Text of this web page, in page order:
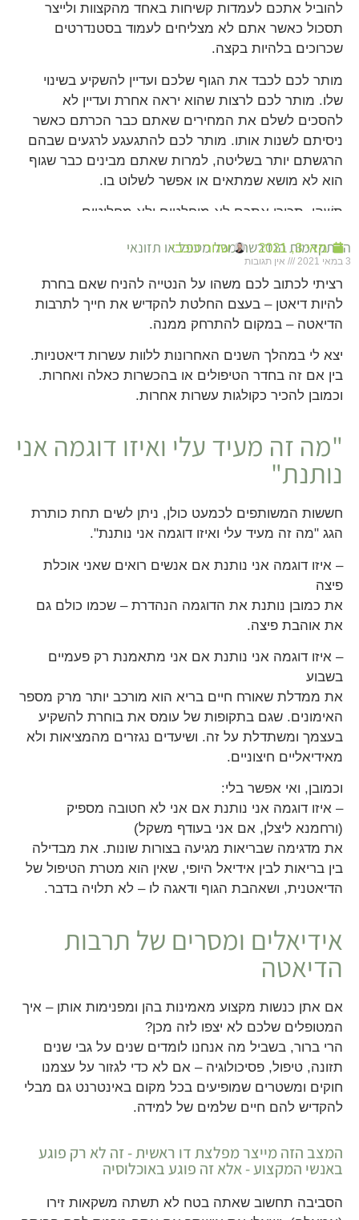
להוביל אתכם לעמדות קשיחות באחד מהקצוות ולייצר
תסכול כאשר אתם לא מצליחים לעמוד בסטנדרטים
שכרוכים בלהיות בקצה.
מותר לכם לכבד את הגוף שלכם ועדיין להשקיע בשינוי
שלו. מותר לכם לרצות שהוא יראה אחרת ועדיין לא
להסכים לשלם את המחירים שאתם כבר הכרתם כאשר
ניסיתם לשנות אותו. מותר לכם להתגעגע לרגעים שבהם
הרגשתם יותר בשליטה, למרות שאתם מבינים כבר שגוף
הוא לא מושא שמתאים או אפשר לשלוט בו.
תִּשְׁהוּ, תכירו אתכם לא מוחלטים ולא מחליטים.
ההתקדמות הנדרשת מכל מטפל או תזונאי
3 במאי 2021 אין תגובות
מאי 3, 2021 שחר כוכבי
רציתי לכתוב לכם משהו על הנטייה להניח שאם בחרת
להיות דיאטן – בעצם החלטת להקדיש את חייך לתרבות
הדיאטה – במקום להתרחק ממנה.
יצא לי במהלך השנים האחרונות ללוות עשרות דיאטניות.
בין אם זה בחדר הטיפולים או בהכשרות כאלה ואחרות.
וכמובן להכיר כקולגות עשרות אחרות.
"מה זה מעיד עלי ואיזו דוגמה אני
נותנת"
חששות המשותפים לכמעט כולן, ניתן לשים תחת כותרת
הגג "מה זה מעיד עלי ואיזו דוגמה אני נותנת".
– איזו דוגמה אני נותנת אם אנשים רואים שאני אוכלת
פיצה
את כמובן נותנת את הדוגמה הנהדרת – שכמו כולם גם
את אוהבת פיצה.
– איזו דוגמה אני נותנת אם אני מתאמנת רק פעמיים
בשבוע
את ממדלת שאורח חיים בריא הוא מורכב יותר מרק מספר
האימונים. שגם בתקופות של עומס את בוחרת להשקיע
בעצמך ומשתדלת על זה. ושיעדים נגזרים מהמציאות ולא
מאידיאליים חיצוניים.
וכמובן, ואי אפשר בלי:
– איזו דוגמה אני נותנת אם אני לא חטובה מספיק
(ורחמנא ליצלן, אם אני בעודף משקל)
את מדגימה שבריאות מגיעה בצורות שונות. את מבדילה
בין בריאות לבין אידיאל היופי, שאין הוא מטרת הטיפול של
הדיאטנית, ושאהבת הגוף ודאגה לו – לא תלויה בדבר.
אידיאלים ומסרים של תרבות
הדיאטה
אם אתן כנשות מקצוע מאמינות בהן ומפנימות אותן – איך
המטופלים שלכם לא יצפו לזה מכן?
הרי ברור, בשביל מה אנחנו לומדים שנים על גבי שנים
תזונה, טיפול, פסיכולוגיה – אם לא כדי לגזור על עצמנו
חוקים ומשטרים שמופיעים בכל מקום באינטרנט גם מבלי
להקדיש להם חיים שלמים של למידה.
המצב הזה מייצר מפלצת דו ראשית - זה לא רק פוגע
באנשי המקצוע - אלא זה פוגע באוכלוסיה
הסביבה תחשוב שאתה בטח לא תשתה משקאות זירו